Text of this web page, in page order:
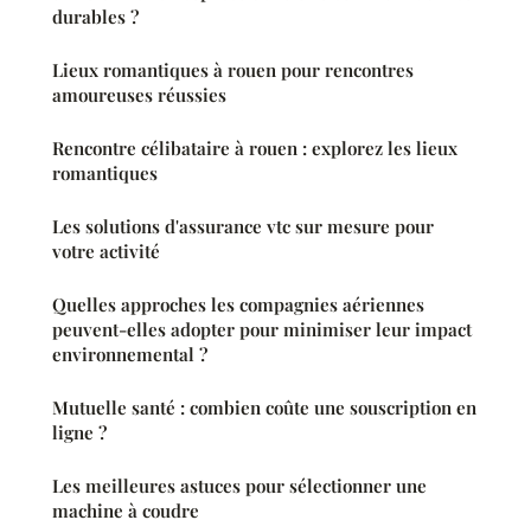
durables ?
Lieux romantiques à rouen pour rencontres
amoureuses réussies
Rencontre célibataire à rouen : explorez les lieux
romantiques
Les solutions d'assurance vtc sur mesure pour
votre activité
Quelles approches les compagnies aériennes
peuvent-elles adopter pour minimiser leur impact
environnemental ?
Mutuelle santé : combien coûte une souscription en
ligne ?
Les meilleures astuces pour sélectionner une
machine à coudre